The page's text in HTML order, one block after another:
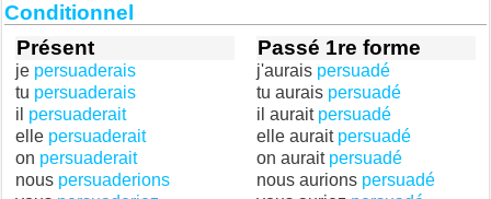
Conditionnel
Présent
je persuaderais
tu persuaderais
il persuaderait
elle persuaderait
on persuaderait
nous persuaderions
Passé 1re forme
j'aurais persuadé
tu aurais persuadé
il aurait persuadé
elle aurait persuadé
on aurait persuadé
nous aurions persuadé